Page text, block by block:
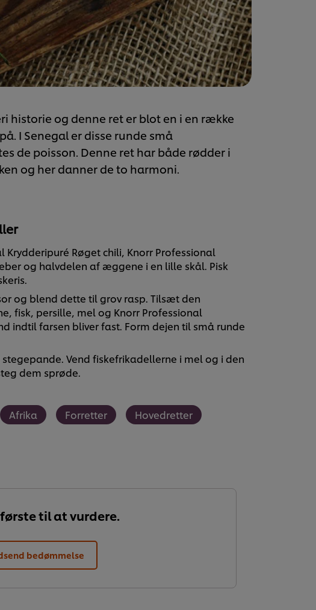
historie og denne ret er blot en i en række
I Senegal er disse runde små
de poisson. Denne ret har både rødder i
og her danner de to harmoni.
Krydderipuré Røget chili, Knorr Professional
og halvdelen af æggene i en lille skål. Pisk
og blend dette til grov rasp. Tilsæt den
fisk, persille, mel og Knorr Professional
indtil farsen bliver fast. Form dejen til små runde
Vend fiskefrikadellerne i mel og i den
dem sprøde.
Afrika Forretter Hovedretter
til at vurdere.
bedømmelse